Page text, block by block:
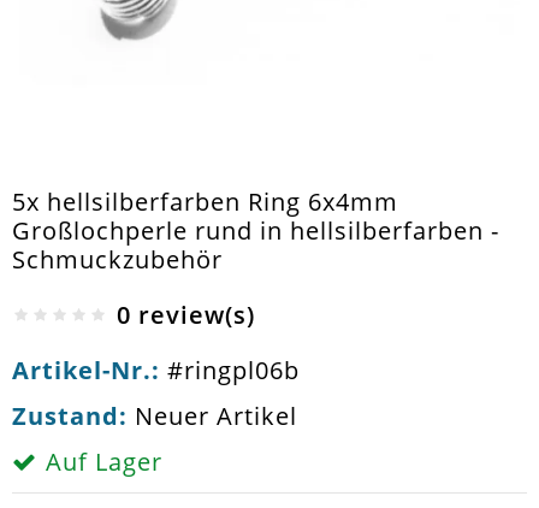
5x hellsilberfarben Ring 6x4mm
Großlochperle rund in hellsilberfarben -
Schmuckzubehör
0 review(s)
Artikel-Nr.: #ringpl06b
Zustand: Neuer Artikel
Auf Lager